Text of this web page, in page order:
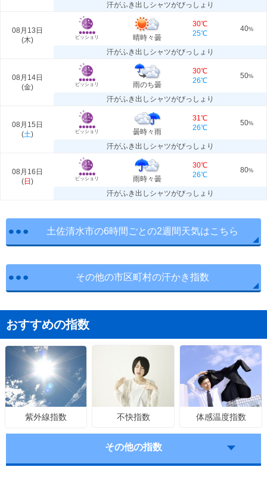
汗がふき出しシャツがびっしょり
08月13日
(木) ビッショリ 晴時々曇
30℃
25℃
40%
汗がふき出しシャツがびっしょり
08月14日
(金) ビッショリ 雨のち曇
30℃
26℃
50%
汗がふき出しシャツがびっしょり
08月15日
(土) ビッショリ 曇時々雨
31℃
26℃
50%
汗がふき出しシャツがびっしょり
08月16日
(日 ) ビッショリ 雨時々曇
30℃
26℃
80%
汗がふき出しシャツがびっしょり
土佐清水市の6時間ごとの2週間天気はこちら
その他の市区町村の汗かき指数
おすすめの指数
紫外線指数 不快指数 体感温度指数
その他の指数